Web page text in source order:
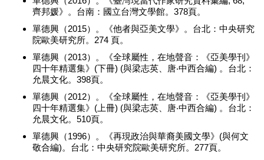
齊邦媛》。台南：國立台灣文學館。378頁。
單德興（2015）。《他者與亞美文學》。台北：中央研究
院歐美研究所。274 頁。
單德興（2013）。《全球屬性，在地聲音：《亞美學刊》
四十年精選集》(下冊) (與梁志英、唐‧中西合編) 。台北：
允晨文化。398頁。
單德興（2012）。《全球屬性，在地聲音：《亞美學刊》
四十年精選集》(上冊) (與梁志英、唐‧中西合編) 。台北：
允晨文化。510頁。
單德興（1996）。《再現政治與華裔美國文學》(與何文
敬合編)。台北：中央研究院歐美研究所。277頁。